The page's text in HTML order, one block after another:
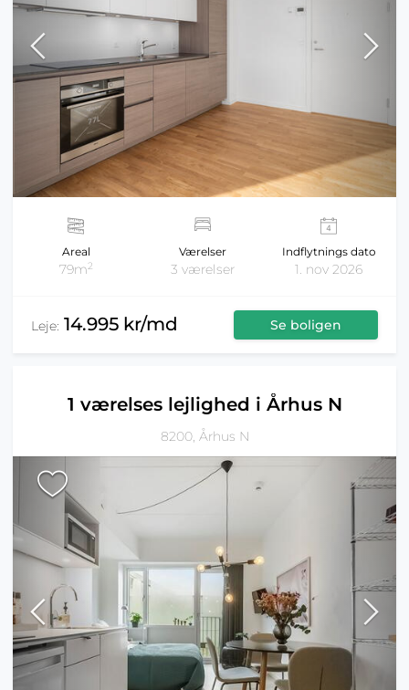
Areal
79m2
Værelser
3 værelser
Indflytnings dato
1. nov 2026
Leje: 14.995 kr/md Se boligen
1 værelses lejlighed i Århus N
8200, Århus N